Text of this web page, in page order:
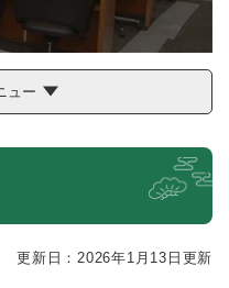
ュー
更新日：2026年1月13日更新